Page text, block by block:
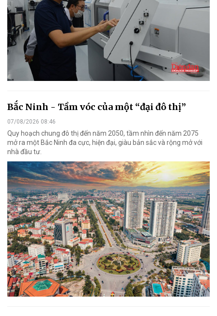
Bắc Ninh - Tầm vóc của một “đại đô thị”
07/08/2026 08:46
Quy hoạch chung đô thị đến năm 2050, tầm nhìn đến năm 2075
mở ra một Bắc Ninh đa cực, hiện đại, giàu bản sắc và rộng mở với
nhà đầu tư.